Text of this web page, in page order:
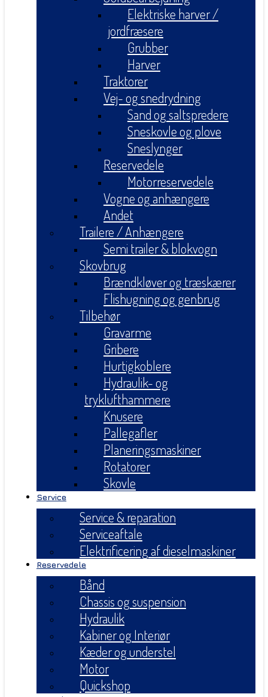
Elektriske harver /
jordfræsere
Grubber
Harver
Traktorer
Vej- og snedrydning
Sand og saltspredere
Sneskovle og plove
Sneslynger
Reservedele
Motorreservedele
Vogne og anhængere
Andet
Trailere / Anhængere
Semi trailer & blokvogn
Skovbrug
Brændkløver og træskærer
Flishugning og genbrug
Tilbehør
Gravarme
Gribere
Hurtigkoblere
Hydraulik- og
tryklufthammere
Knusere
Pallegafler
Planeringsmaskiner
Rotatorer
Skovle
Service
Service & reparation
Serviceaftale
Elektrificering af dieselmaskiner
Reservedele
Bånd
Chassis og suspension
Hydraulik
Kabiner og Interiør
Kæder og understel
Motor
Quickshop